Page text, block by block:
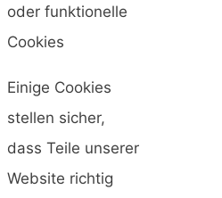
oder funktionelle
Cookies
Einige Cookies
stellen sicher,
dass Teile unserer
Website richtig